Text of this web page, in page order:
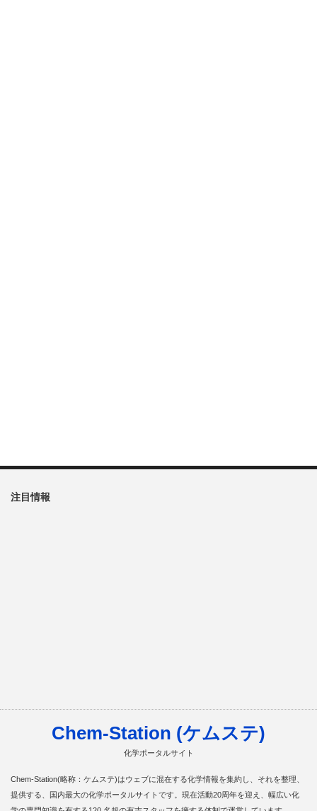
注目情報
Chem-Station (ケムステ)
化学ポータルサイト
Chem-Station(略称：ケムステ)はウェブに混在する化学情報を集約し、それを整理、
提供する、国内最大の化学ポータルサイトです。現在活動20周年を迎え、幅広い化